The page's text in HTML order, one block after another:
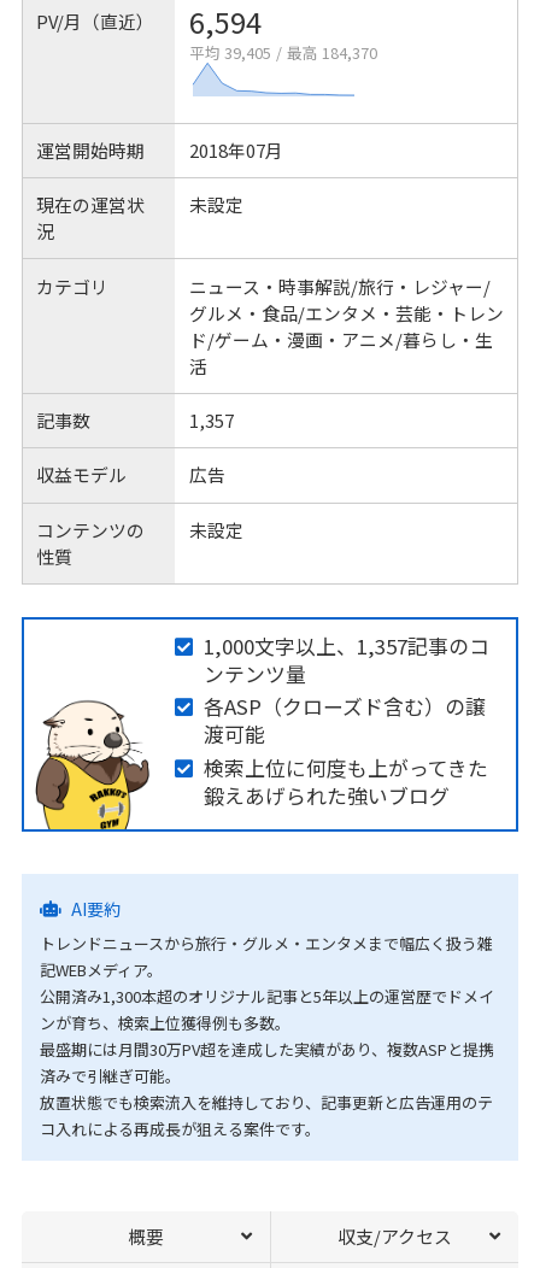
PV/月（直近） 6,594
平均 39,405 / 最高 184,370
運営開始時期 2018年07月
現在の運営状
況
未設定
カテゴリ
ニュース・時事解説/旅行・レジャー/
グルメ・食品/エンタメ・芸能・トレン
ド/ゲーム・漫画・アニメ/暮らし・生
活
記事数 1,357
収益モデル 広告
コンテンツの
性質
未設定
1,000文字以上、1,357記事のコ
ンテンツ量
各ASP（クローズド含む）の譲
渡可能
検索上位に何度も上がってきた
鍛えあげられた強いブログ
AI要約
トレンドニュースから旅行・グルメ・エンタメまで幅広く扱う雑
記WEBメディア。
公開済み1,300本超のオリジナル記事と5年以上の運営歴でドメイ
ンが育ち、検索上位獲得例も多数。
最盛期には月間30万PV超を達成した実績があり、複数ASPと提携
済みで引継ぎ可能。
放置状態でも検索流入を維持しており、記事更新と広告運用のテ
コ入れによる再成長が狙える案件です。
概要 収支/アクセス